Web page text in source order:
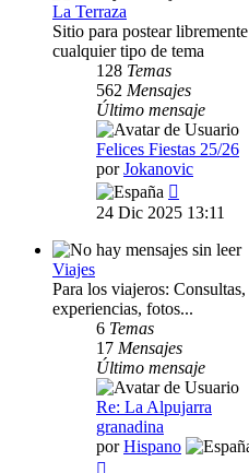
La Terraza
Sitio para postear libremente
cualquier tipo de tema
128 Temas
562 Mensajes
Último mensaje
Felices Fiestas 25/26
porJokanovic
último
24 Dic 2025 13:11
Viajes
Para los viajeros: Consultas,
experiencias, fotos...
6 Temas
17 Mensajes
Último mensaje
Re: La Alpujarra
granadina
porHispano